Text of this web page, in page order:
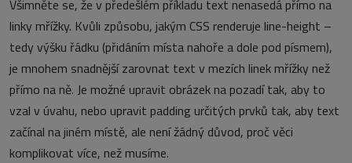
Všimněte se, že v předešlém příkladu text nenasedá přímo na
linky mřížky. Kvůli způsobu, jakým CSS renderuje line-height –
tedy výšku řádku (přidáním místa nahoře a dole pod písmem),
je mnohem snadnější zarovnat text v mezích linek mřížky než
přímo na ně. Je možné upravit obrázek na pozadí tak, aby to
vzal v úvahu, nebo upravit padding určitých prvků tak, aby text
začínal na jiném místě, ale není žádný důvod, proč věci
komplikovat více, než musíme.